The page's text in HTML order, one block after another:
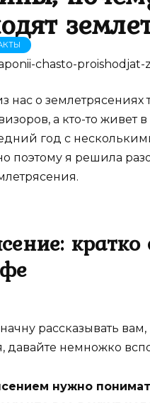
нас о
а кто-то живет
год с
поэтому я решила
рассказывать
давайте немножко
нужно